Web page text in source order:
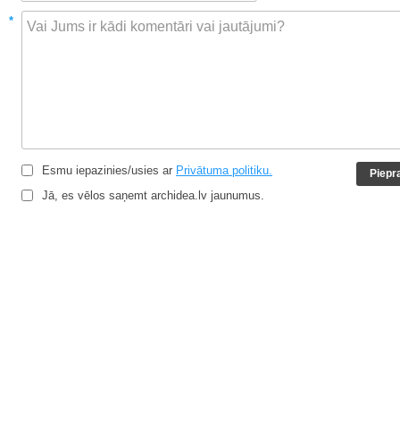
*
Esmu iepazinies/usies ar Privātuma politiku.
Jā, es vēlos saņemt archidea.lv jaunumus.